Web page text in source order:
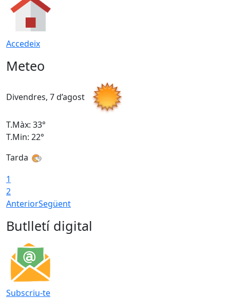
Accedeix
Meteo
Divendres, 7 d’agost
T.Màx: 33°
T.Min: 22°
Tarda
1
2
AnteriorSegüent
Butlletí digital
Subscriu-te